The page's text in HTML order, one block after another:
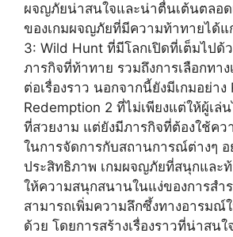
ผจญภัยน่าสนใจและน่าตื่นเต้นตลอด
ของเกมผจญภัยที่มีความท้าทายได้แ
3: Wild Hunt ที่มีโลกเปิดที่เต็มไปด้
ภารกิจที่ท้าทาย รวมถึงการเลือกทา
ต่อเรื่องราว นอกจากนี้ยังมีเกมอย่าง
Redemption 2 ที่ไม่เพียงแต่ให้ผู้เล่
ที่สวยงาม แต่ยังมีภารกิจที่ต้องใช้ค
ในการจัดการกับสถานการณ์ต่างๆ อ
ประสิทธิภาพ เกมผจญภัยที่สนุกและ
ให้ความสนุกสนานในแง่ของการสำ
สามารถเพิ่มความลึกซึ้งทางอารมณ์
ด้วย โดยการสร้างเรื่องราวที่น่าสน